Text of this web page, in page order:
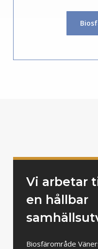
Vi arbetar
en hållbar
Biosfärområde